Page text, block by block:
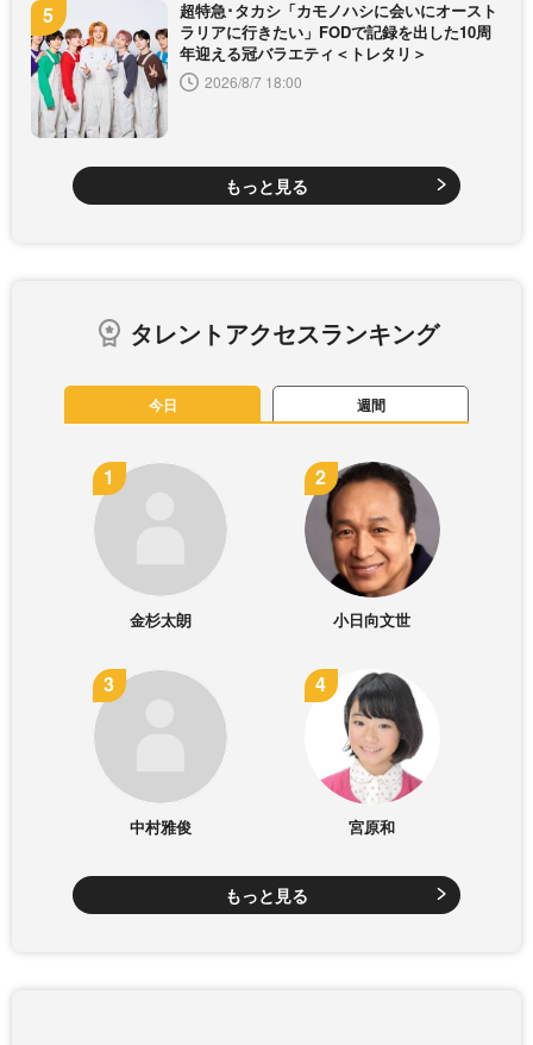
超特急･タカシ「カモノハシに会いにオースト
ラリアに行きたい」FODで記録を出した10周
年迎える冠バラエティ＜トレタリ＞
2026/8/7 18:00
もっと見る
タレントアクセスランキング
今日 週間
金杉太朗 小日向文世
中村雅俊 宮原和
もっと見る